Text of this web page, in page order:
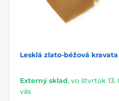
Lesklá zlato-béžová kravata
Externý sklad, vo štvrtok 13.
vás